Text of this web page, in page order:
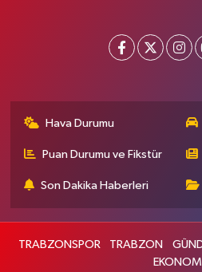
Hava Durumu
Puan Durumu ve Fikstür
Son Dakika Haberleri
TRABZONSPOR TRABZON
EKONOMİ